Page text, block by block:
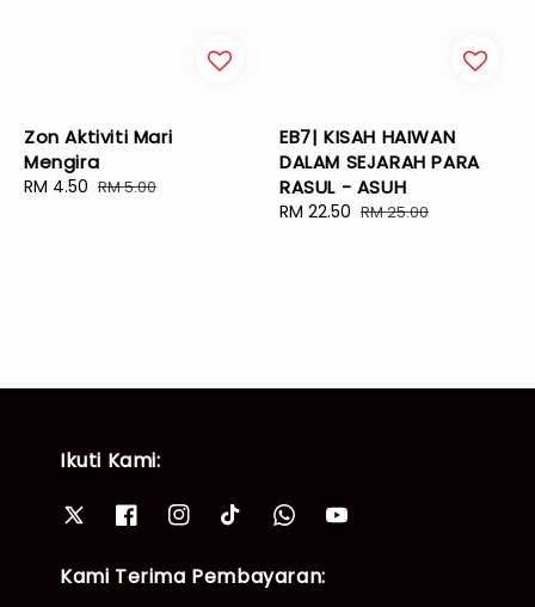
Zon Aktiviti Mari
Mengira
Sale
RM 4.50 Regular
RM 5.00
EB7| KISAH HAIWAN
DALAM SEJARAH PARA
RASUL - ASUH
Sale
RM 22.50 Regular
RM 25.00
Ikuti Kami:
Kami Terima Pembayaran: